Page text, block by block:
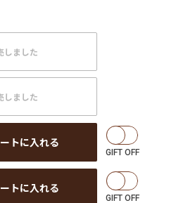
しました
しました
トに入れる
トに入れる